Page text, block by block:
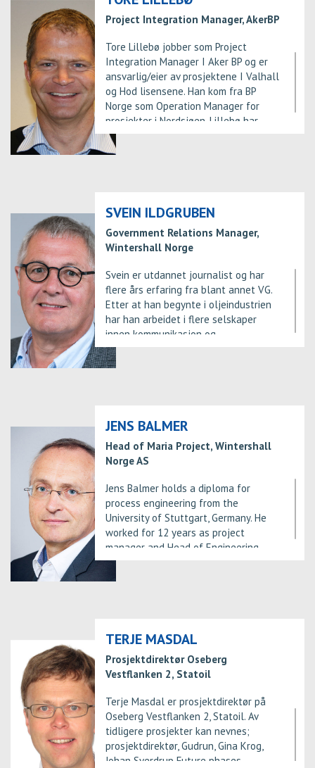
innovasjon og framtidens
energisystemer. Lars Høier er
utdannet Cand Scient i fysikk, UiO,
1993 og Dr. ing i petroleumsteknologi,
1997. Av verv utenfor Statoil kan
nevnes Professor II på NTNU, Inst for
petroleumsteknologi og anvendt
Styreleder i OG21 i 2014-2015.
Project Integration Manager, AkerBP
Tore Lillebø jobber som Project
Integration Manager I Aker BP og er
ansvarlig/eier av prosjektene I Valhall
og Hod lisensene. Han kom fra BP
Norge som Operation Manager for
prosjekter i Nordsjøen. Lillebø har
totalt 30 års erfaring fra oljebransjen
for operatører og leverandører. Har
selskapene Utdannelsen er en
Operations Management fra
Universitet I Stavanger.
SVEIN ILDGRUBEN
Government Relations Manager,
Wintershall Norge
Svein er utdannet journalist og har
flere års erfaring fra blant annet VG.
Etter at han begynte i oljeindustrien
har han arbeidet i flere selskaper
innen kommunikasjon og
myndighetskontakt. Han var 20 år i
Shell og var med på Draugen-, Troll-
2012 har Svein vært i leder for
Norge.
JENS BALMER
Head of Maria Project, Wintershall
Norge AS
Jens Balmer holds a diploma for
process engineering from the
University of Stuttgart, Germany. He
worked for 12 years as project
manager and Head of Engineering
Department in the chemical industry
Director and Project Manager
responsibility for whole Maria in
autumn 2017.
TERJE MASDAL
Prosjektdirektør Oseberg
Vestflanken 2, Statoil
Terje Masdal er prosjektdirektør på
Oseberg Vestflanken 2, Statoil. Av
tidligere prosjekter kan nevnes;
prosjektdirektør, Gudrun, Gina Krog,
Johan Sverdrup Future phases,